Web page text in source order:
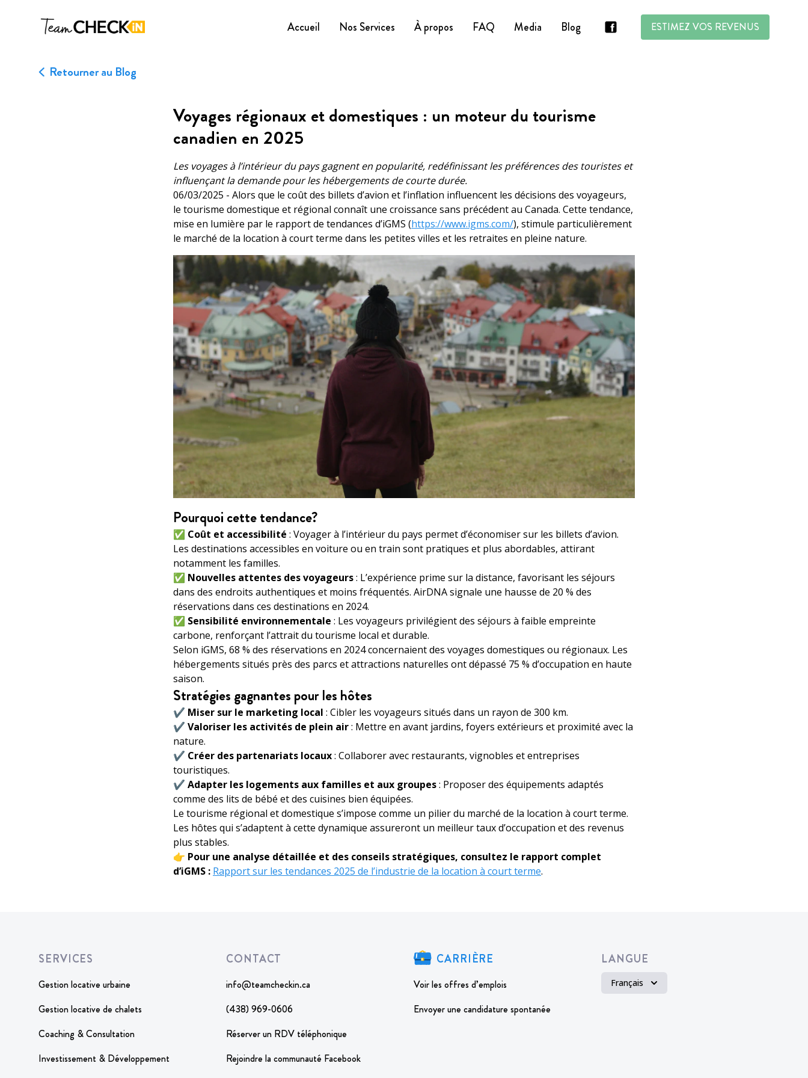
Team Checkin Accueil Nos Services À propos FAQ Media Blog ESTIMEZ VOS REVENUS
Retourner au Blog
Voyages régionaux et domestiques : un moteur du tourisme
canadien en 2025
Les voyages à l’intérieur du pays gagnent en popularité, redéfinissant les préférences des touristes et
influençant la demande pour les hébergements de courte durée.
06/03/2025 - Alors que le coût des billets d’avion et l’inflation influencent les décisions des voyageurs,
le tourisme domestique et régional connaît une croissance sans précédent au Canada. Cette tendance,
mise en lumière par le rapport de tendances d’iGMS (https://www.igms.com/), stimule particulièrement
le marché de la location à court terme dans les petites villes et les retraites en pleine nature.
Pourquoi cette tendance?
✅ Coût et accessibilité : Voyager à l’intérieur du pays permet d’économiser sur les billets d’avion.
Les destinations accessibles en voiture ou en train sont pratiques et plus abordables, attirant
notamment les familles.
✅ Nouvelles attentes des voyageurs: L’expérience prime sur la distance, favorisant les séjours
dans des endroits authentiques et moins fréquentés. AirDNA signale une hausse de 20 % des
réservations dans ces destinations en 2024.
✅ Sensibilité environnementale : Les voyageurs privilégient des séjours à faible empreinte
carbone, renforçant l’attrait du tourisme local et durable.
Selon iGMS, 68 % des réservations en 2024 concernaient des voyages domestiques ou régionaux. Les
hébergements situés près des parcs et attractions naturelles ont dépassé 75 % d’occupation en haute
saison.
Stratégies gagnantes pour les hôtes
✔️ Miser sur le marketing local : Cibler les voyageurs situés dans un rayon de 300 km.
✔️ Valoriser les activités de plein air: Mettre en avant jardins, foyers extérieurs et proximité avec la
nature.
✔️ Créer des partenariats locaux: Collaborer avec restaurants, vignobles et entreprises
touristiques.
✔️ Adapter les logements aux familles et aux groupes: Proposer des équipements adaptés
comme des lits de bébé et des cuisines bien équipées.
Le tourisme régional et domestique s’impose comme un pilier du marché de la location à court terme.
Les hôtes qui s’adaptent à cette dynamique assureront un meilleur taux d’occupation et des revenus
plus stables.
👉 Pour une analyse détaillée et des conseils stratégiques, consultez le rapport complet
d’iGMS : Rapport sur les tendances 2025 de l’industrie de la location à court terme.
SERVICES
Gestion locative urbaine
Gestion locative de chalets
Coaching & Consultation
Investissement & Développement
CONTACT
info@teamcheckin.ca
(438) 969-0606
Réserver un RDV téléphonique
Rejoindre la communauté Facebook
CARRIÈRE
Voir les offres d’emplois
Envoyer une candidature spontanée
LANGUE
Français